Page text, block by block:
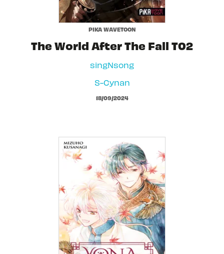
PIKA WAVETOON
The World After The Fall T02
singNsong
S-Cynan
18/09/2024